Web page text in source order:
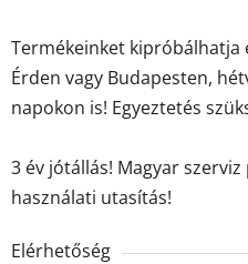
Termékeinket kipróbálhatja
Érden vagy Budapesten,
napokon is! Egyeztetés
3 év jótállás! Magyar
használati utasítás!
Elérhetőség